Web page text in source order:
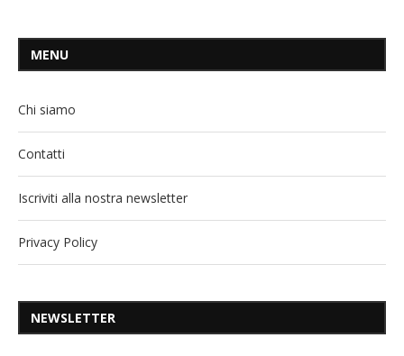
MENU
Chi siamo
Contatti
Iscriviti alla nostra newsletter
Privacy Policy
NEWSLETTER